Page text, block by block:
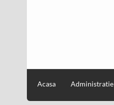
Acasa Administratie